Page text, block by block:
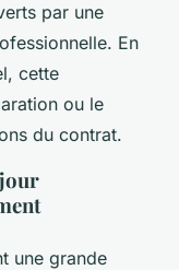
par une
En
cette
ou le
du contrat.
une grande